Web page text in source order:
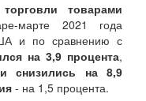
товарами
марте 2021 года
и по сравнению с
на 3,9 процента,
снизились на 8,9
- на 1,5 процента.